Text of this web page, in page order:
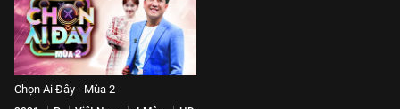
Chọn Ai Đây - Mùa 2